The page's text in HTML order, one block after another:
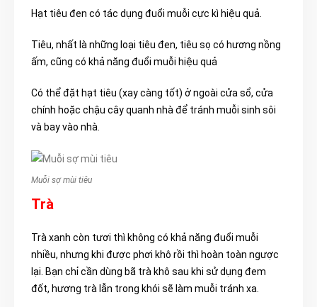
Hạt tiêu đen có tác dụng đuổi muỗi cực kì hiệu quả.
Tiêu, nhất là những loại tiêu đen, tiêu sọ có hương nồng
ấm, cũng có khả năng đuổi muỗi hiệu quả
Có thể đặt hạt tiêu (xay càng tốt) ở ngoài cửa sổ, cửa
chính hoặc chậu cây quanh nhà để tránh muỗi sinh sôi
và bay vào nhà.
Muỗi sợ mùi tiêu
Trà
Trà xanh còn tươi thì không có khả năng đuổi muỗi
nhiều, nhưng khi được phơi khô rồi thì hoàn toàn ngược
lại. Bạn chỉ cần dùng bã trà khô sau khi sử dụng đem
đốt, hương trà lẫn trong khói sẽ làm muỗi tránh xa.